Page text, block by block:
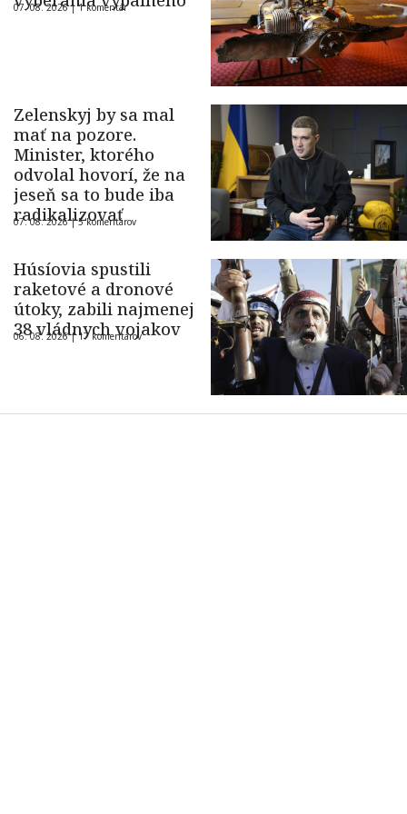
07. 08. 2026 |1 komentár
Zelenskyj by sa mal
mať na pozore.
Minister, ktorého
odvolal hovorí, že na
jeseň sa to bude iba
radikalizovať
07. 08. 2026 |5 komentárov
Húsíovia spustili
raketové a dronové
útoky, zabili najmenej
38 vládnych vojakov
06. 08. 2026 |17 komentárov